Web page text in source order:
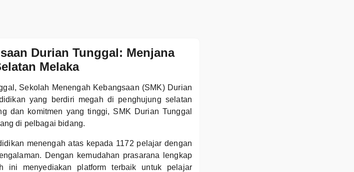
Durian Tunggal: Menjana
Melaka
Sekolah Menengah Kebangsaan (SMK) Durian
yang berdiri megah di penghujung selatan
dan komitmen yang tinggi, SMK Durian Tunggal
di pelbagai bidang.
menengah atas kepada 1172 pelajar dengan
Dengan kemudahan prasarana lengkap
ini menyediakan platform terbaik untuk pelajar